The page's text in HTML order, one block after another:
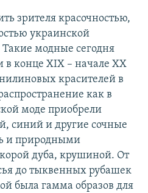
зрителя красочностью,
украинской
модные сегодня
в конце XIX – начале XX
красителей в
как в
моде приобрели
синий и другие сочные
и природными
дуба, крушиной. От
до тыквенных рубашек
была гамма образов для